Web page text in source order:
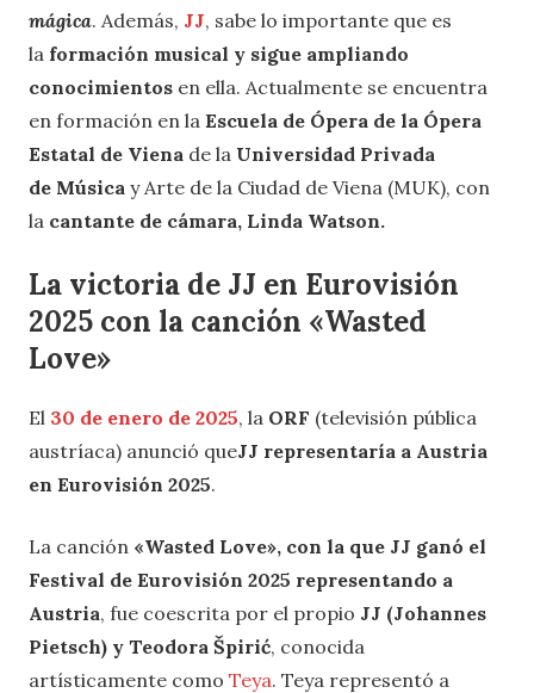
mágica. Además, JJ, sabe lo importante que es
la formación musical y sigue ampliando
conocimientos en ella. Actualmente se encuentra
en formación en la Escuela de Ópera de la Ópera
Estatal de Viena de la Universidad Privada
de Música y Arte de la Ciudad de Viena (MUK), con
la cantante de cámara, Linda Watson.
La victoria de JJ en Eurovisión
2025 con la canción «Wasted
Love»
El 30 de enero de 2025, la ORF (televisión pública
austríaca) anunció queJJ representaría a Austria
en Eurovisión 2025.
La canción «Wasted Love», con la que JJ ganó el
Festival de Eurovisión 2025 representando a
Austria, fue coescrita por el propio JJ (Johannes
Pietsch) y Teodora Špirić, conocida
artísticamente como Teya. Teya representó a